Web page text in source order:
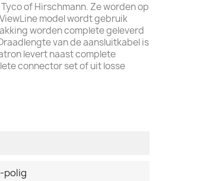
of Hirschmann. Ze worden op
model wordt gebruik
worden complete geleverd
van de aansluitkabel is
levert naast complete
connector set of uit losse
polig